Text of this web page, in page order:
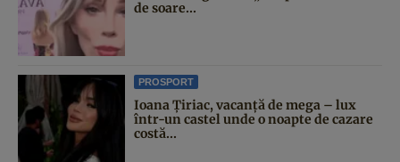
de soare...
PROSPORT
Ioana Țiriac, vacanță de mega – lux
într-un castel unde o noapte de cazare
costă...